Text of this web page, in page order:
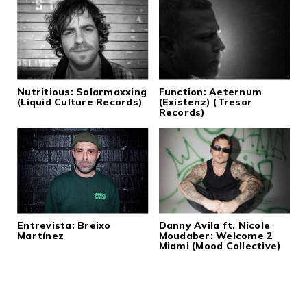
Nutritious: Solarmaxxing
(Liquid Culture Records)
Function: Aeternum
(Existenz) (Tresor
Records)
Entrevista: Breixo
Martínez
Danny Avila ft. Nicole
Moudaber: Welcome 2
Miami (Mood Collective)